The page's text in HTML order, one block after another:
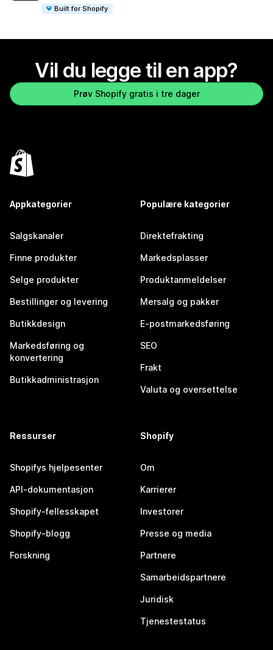
Built for Shopify
Vil du legge til en app?
Prøv Shopify gratis i tre dager
Appkategorier
Salgskanaler
Finne produkter
Selge produkter
Bestillinger og levering
Butikkdesign
Markedsføring og
konvertering
Butikkadministrasjon
Populære kategorier
Direktefrakting
Markedsplasser
Produktanmeldelser
Mersalg og pakker
E-postmarkedsføring
SEO
Frakt
Valuta og oversettelse
Ressurser
Shopifys hjelpesenter
API-dokumentasjon
Shopify-fellesskapet
Shopify-blogg
Forskning
Shopify
Om
Karrierer
Investorer
Presse og media
Partnere
Samarbeidspartnere
Juridisk
Tjenestestatus